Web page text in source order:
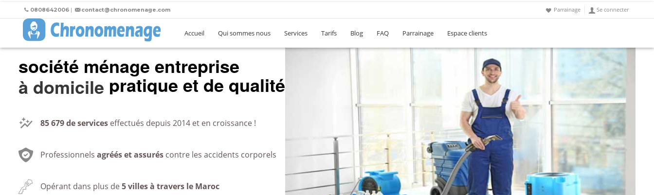
0808642006 | contact@chronomenage.com Parrainage Se connecter
Accueil Qui sommes nous Services Tarifs Blog FAQ Parrainage Espace clients
société ménage entreprise
au bureaupratique et de qualité
85 679de services effectués depuis 2014 et en croissance !
Professionnels agréés et assurés contre les accidents corporels
Opérant dans plus de5 villes à travers le Maroc